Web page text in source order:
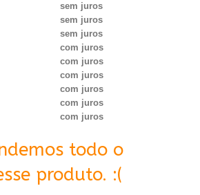
sem juros
sem juros
sem juros
com juros
com juros
com juros
com juros
com juros
com juros
todo o
produto. :(